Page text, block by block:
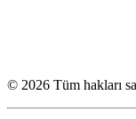
© 2026 Tüm hakları